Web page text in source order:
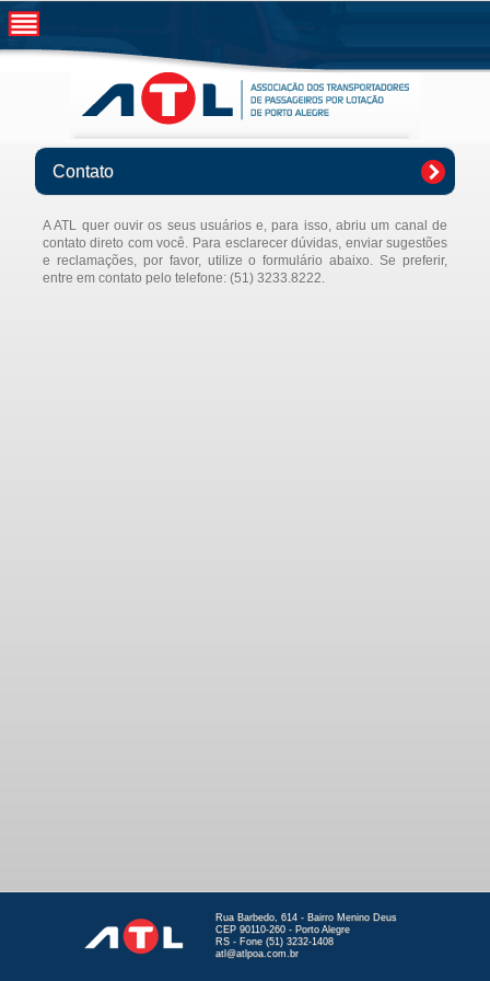
Contato
A ATL quer ouvir os seus usuários e, para isso, abriu um canal de
contato direto com você. Para esclarecer dúvidas, enviar sugestões
e reclamações, por favor, utilize o formulário abaixo. Se preferir,
entre em contato pelo telefone: (51) 3233.8222.
Rua Barbedo, 614 - Bairro Menino Deus
CEP 90110-260 - Porto Alegre
RS - Fone (51) 3232-1408
atl@atlpoa.com.br